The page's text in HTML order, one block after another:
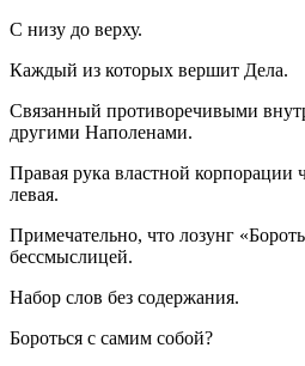
С низу до верху.
Каждый из которых вершит Дела.
Связанный противоречивыми
другими Наполенами.
Правая рука властной корпорации
левая.
Примечательно, что лозунг
бессмыслицей.
Набор слов без содержания.
Бороться с самим собой?